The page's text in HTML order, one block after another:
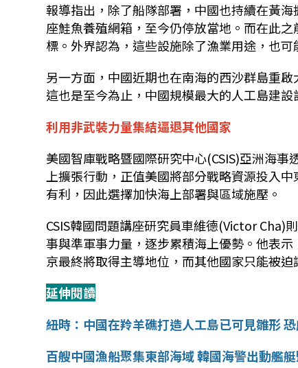
報導指出，除了船隊部署，中國也持續在黃
座鮭魚養殖網箱，至今仍停放當地。而在此之
標。外界認為，這些設施除了漁業用途，也
另一方面，中國近期也在南海的西沙群島重
這也是至今為止，中國規模最大的人工島建設
利用非武裝力量集結逼退其他國家
美國智庫戰略暨國際研究中心(CSIS)亞洲海事
上擴張行動，正值美國將部分戰略資源投入
有利，因此選擇加快海上部署與區域施壓。
CSIS韓國問題講座研究員車維德(Victor Cha)
事與準軍事力量，逐步累積海上優勢。他表
京最終將取得主導地位，而其他國家只能被迫
延伸閱讀
紐時：中國在羚羊礁打造人工島已可見雛形
百艘中國漁船聚集東部海域韓國海警出動艦